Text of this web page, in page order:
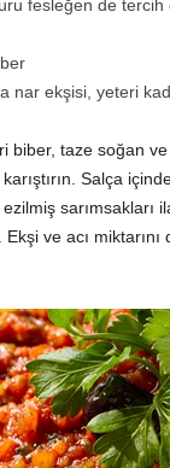
fesleğen de tercih
nar ekşisi, yeteri
biber, taze soğan
Salça
sarımsakları
ve acı